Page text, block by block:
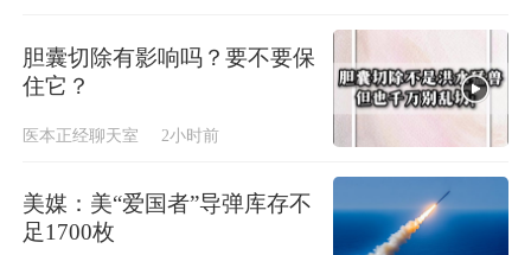
胆囊切除有影响吗？要不要保
住它？
医本正经聊天室 2小时前
美媒：美“爱国者”导弹库存不
足1700枚